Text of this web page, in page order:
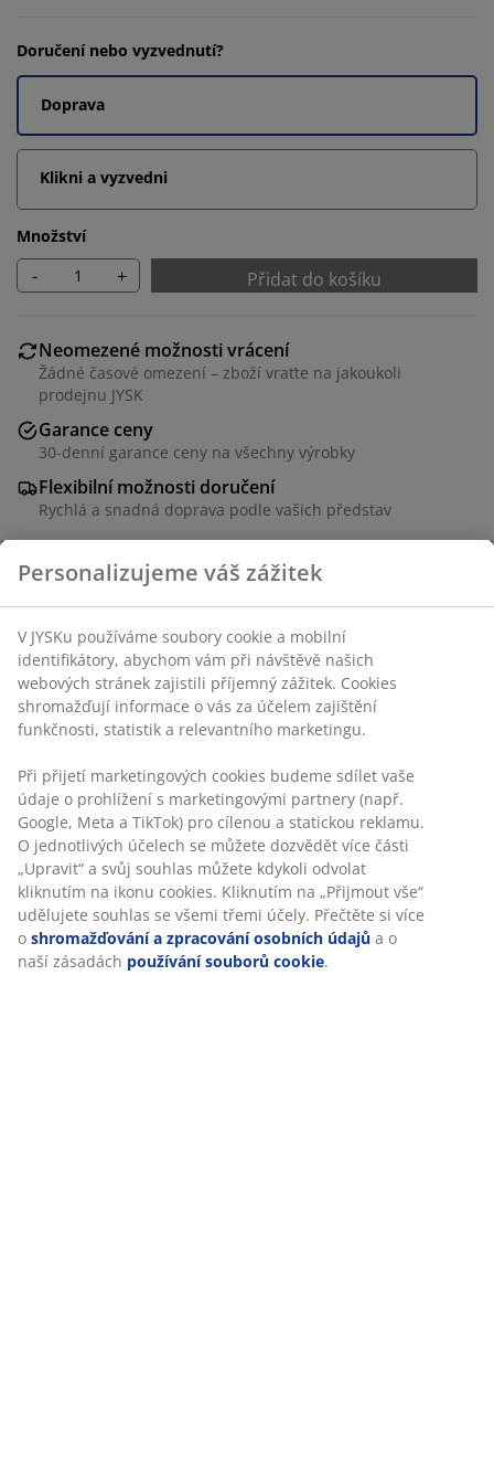
Doručení nebo vyzvednutí?
Doprava
Klikni a vyzvedni
Množství
- + Přidat do košíku
Neomezené možnosti vrácení
Žádné časové omezení – zboží vraťte na jakoukoli
prodejnu JYSK
Garance ceny
30-denní garance ceny na všechny výrobky
Flexibilní možnosti doručení
Rychlá a snadná doprava podle vašich představ
Hadr na nádobí z bavlny s vysokou savostí pro účinné
čištění a každodenní úkony v kuchyni. Lze prát v pračce
na 60 °C pro snadnou údržbu a opětovné použití.
Balení po 3 kusech v různých barvách. Š25×D25 cm
Skladová položka: 4920002
Specifikace
Hodnocení
(9 )
Personalizujeme váš zážitek
V JYSKu používáme soubory cookie a mobilní
identifikátory, abychom vám při návštěvě našich
webových stránek zajistili příjemný zážitek. Cookies
shromažďují informace o vás za účelem zajištění
funkčnosti, statistik a relevantního marketingu.
Při přijetí marketingových cookies budeme sdílet vaše
údaje o prohlížení s marketingovými partnery (např.
Google, Meta a TikTok) pro cílenou a statickou reklamu.
O jednotlivých účelech se můžete dozvědět více části
„Upravit“ a svůj souhlas můžete kdykoli odvolat
kliknutím na ikonu cookies. Kliknutím na „Přijmout vše“
udělujete souhlas se všemi třemi účely. Přečtěte si více
o shromažďování a zpracování osobních údajů a o
naší zásadách používání souborů cookie.